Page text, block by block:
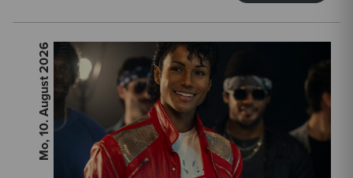
Mo, 10. August
2026 21:00 Uhr